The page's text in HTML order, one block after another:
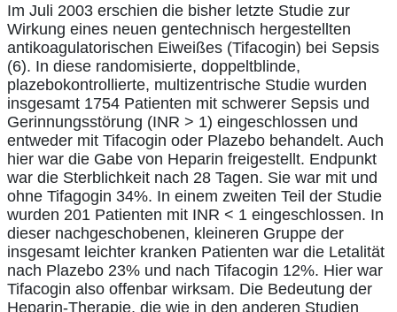
Im Juli 2003 erschien die bisher letzte Studie zur
Wirkung eines neuen gentechnisch hergestellten
antikoagulatorischen Eiweißes (Tifacogin) bei Sepsis
(6). In diese randomisierte, doppeltblinde,
plazebokontrollierte, multizentrische Studie wurden
insgesamt 1754 Patienten mit schwerer Sepsis und
Gerinnungsstörung (INR > 1) eingeschlossen und
entweder mit Tifacogin oder Plazebo behandelt. Auch
hier war die Gabe von Heparin freigestellt. Endpunkt
war die Sterblichkeit nach 28 Tagen. Sie war mit und
ohne Tifagogin 34%. In einem zweiten Teil der Studie
wurden 201 Patienten mit INR < 1 eingeschlossen. In
dieser nachgeschobenen, kleineren Gruppe der
insgesamt leichter kranken Patienten war die Letalität
nach Plazebo 23% und nach Tifacogin 12%. Hier war
Tifacogin also offenbar wirksam. Die Bedeutung der
Heparin-Therapie, die wie in den anderen Studien